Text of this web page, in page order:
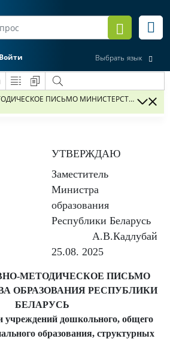
Войти Выбрать язык
УТВЕРЖДАЮ
Заместитель
Министра
образования
Республики Беларусь
А.В.Кадлубай
25.08. 2025
МЕТОДИЧЕСКОЕ ПИСЬМО
ОБРАЗОВАНИЯ РЕСПУБЛИКИ
БЕЛАРУСЬ
учреждений дошкольного, общего
образования, структурных